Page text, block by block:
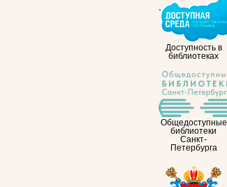
Доступность в
библиотеках
Общедоступные
библиотеки
Санкт-
Петербурга